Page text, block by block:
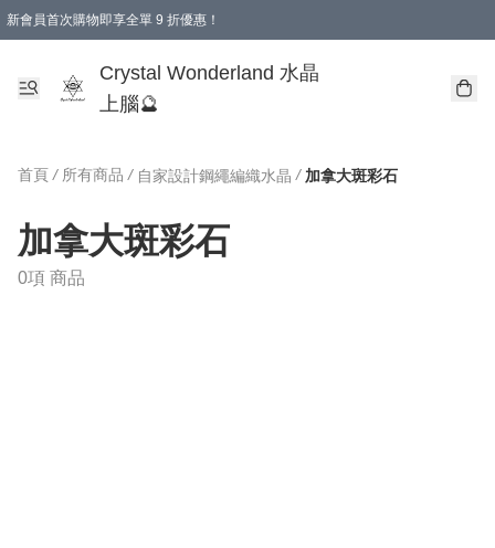
新會員首次購物即享全單 9 折優惠！
Crystal Wonderland 水晶
上腦🔮
首頁 / 所有商品 / 自家設計鋼繩編織水晶 / 加拿大斑彩石
加拿大斑彩石
0項 商品